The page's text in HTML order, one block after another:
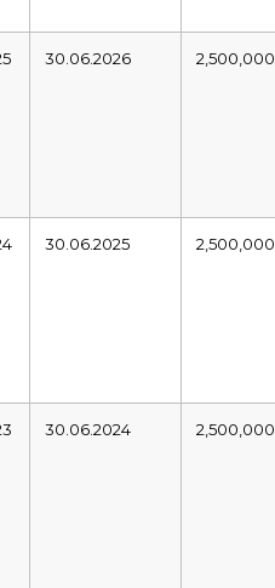
30.06.2026 2,500,000
30.06.2025 2,500,000
30.06.2024 2,500,000